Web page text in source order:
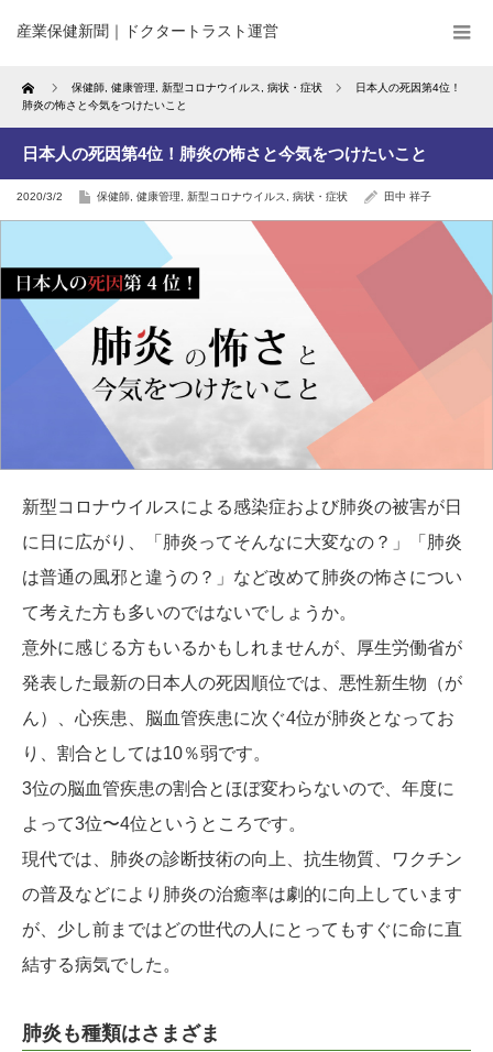
産業保健新聞｜ドクタートラスト運営
Home 保健師 健康管理 新型コロナウイルス 病状・症状
日本人の死因第4位！
肺炎の怖さと今気をつけたいこと
日本人の死因第4位！肺炎の怖さと今気をつけたいこと
2020/3/2 保健師 健康管理 新型コロナウイルス 病状・症状 田中 祥子
新型コロナウイルスによる感染症および肺炎の被害が日
に日に広がり、「肺炎ってそんなに大変なの？」「肺炎
は普通の風邪と違うの？」など改めて肺炎の怖さについ
て考えた方も多いのではないでしょうか。
意外に感じる方もいるかもしれませんが、厚生労働省が
発表した最新の日本人の死因順位では、悪性新生物（が
ん）、心疾患、脳血管疾患に次ぐ4位が肺炎となってお
り、割合としては10％弱です。
3位の脳血管疾患の割合とほぼ変わらないので、年度に
よって3位〜4位というところです。
現代では、肺炎の診断技術の向上、抗生物質、ワクチン
の普及などにより肺炎の治癒率は劇的に向上しています
が、少し前まではどの世代の人にとってもすぐに命に直
結する病気でした。
肺炎も種類はさまざま